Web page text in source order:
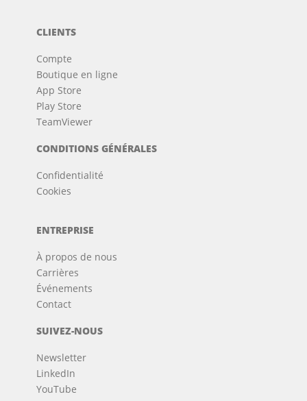
CLIENTS
Compte
Boutique en ligne
App Store
Play Store
TeamViewer
CONDITIONS GÉNÉRALES
Confidentialité
Cookies
ENTREPRISE
À propos de nous
Carrières
Événements
Contact
SUIVEZ-NOUS
Newsletter
LinkedIn
YouTube